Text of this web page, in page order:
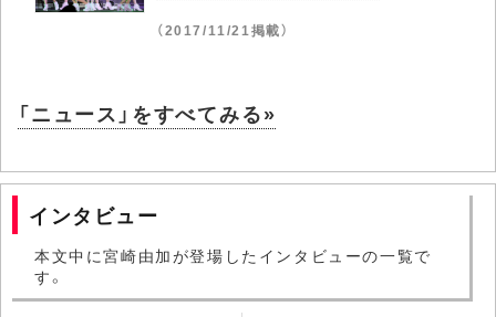
（2017/11/21掲載）
「ニュース」をすべてみる»
インタビュー
本文中に宮崎由加が登場したインタビューの一覧で
す。